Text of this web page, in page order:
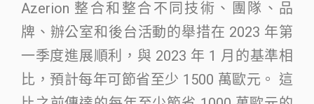
Azerion 整合和整合不同技術、團隊、品
牌、辦公室和後台活動的舉措在 2023 年第
一季度進展順利，與 2023 年 1 月的基準相
比，預計每年可節省至少 1500 萬歐元。 這